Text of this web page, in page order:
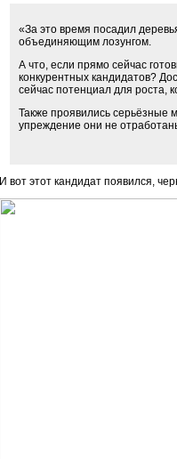
«За это время посадил
объединяющим лозунгом.
А что, если прямо сейчас
конкурентных кандидатов?
сейчас потенциал для роста,
Также проявились серьёзные
упреждение они не
И вот этот кандидат появился,